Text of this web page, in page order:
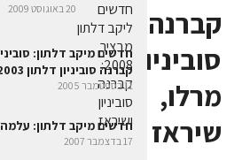
קברנה
סוביניון,
מרלו,
שיראז
20 באוגוסט 2009
קברנה סוביניון דלתון 2003
11 בספטמבר 2005
חדשים מיקב דלתון: עלמה 2005, ברברה 2006
17 בדצמבר 2007